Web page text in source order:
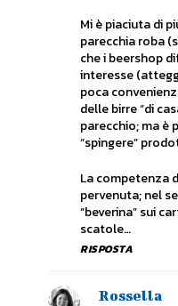
Mi è piaciuta di
parecchia roba
che i beershop
interesse
poca
delle birre “di
parecchio; ma è
“spingere”
La competenza
pervenuta; nel
“beverina” sui
scatole…
RISPOSTA
Rossella